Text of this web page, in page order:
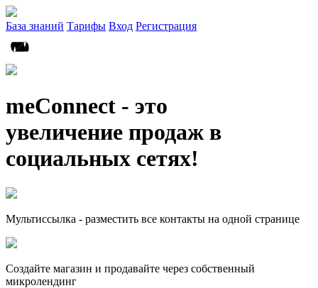
База знаний Тарифы Вход Регистрация
meConnect - это
увеличение продаж в
социальных сетях!
Мультиссылка - разместить все контакты на одной странице
Создайте магазин и продавайте через собственный
микролендинг